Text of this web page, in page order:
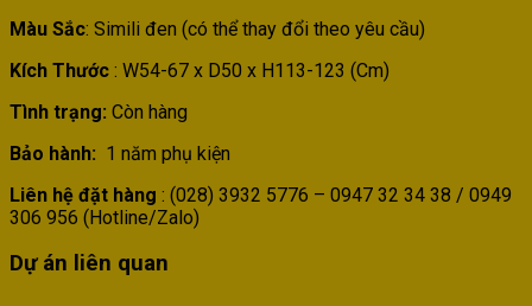
Màu Sắc: Simili đen (có thể thay đổi theo yêu cầu)
Kích Thước : W54-67 x D50 x H113-123 (Cm)
Tình trạng: Còn hàng
Bảo hành: 1 năm phụ kiện
Liên hệ đặt hàng : (028) 3932 5776 – 0947 32 34 38 / 0949
306 956 (Hotline/Zalo)
Dự án liên quan